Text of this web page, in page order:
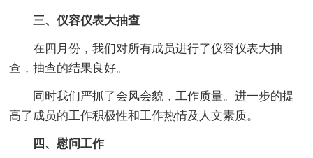
三、仪容仪表大抽查
在四月份，我们对所有成员进行了仪容仪表大抽
查，抽查的结果良好。
同时我们严抓了会风会貌，工作质量。进一步的提
高了成员的工作积极性和工作热情及人文素质。
四、慰问工作